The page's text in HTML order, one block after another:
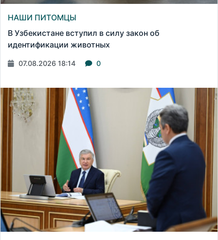
НАШИ ПИТОМЦЫ
В Узбекистане вступил в силу закон об
идентификации животных
07.08.2026 18:14 0